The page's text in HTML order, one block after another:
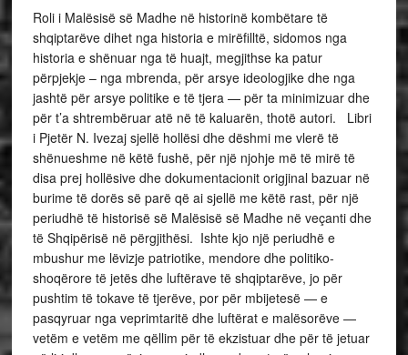
Roli i Malësisë së Madhe në historinë kombëtare të
shqiptarëve dihet nga historia e mirëfilltë, sidomos nga
historia e shënuar nga të huajt, megjithse ka patur
përpjekje – nga mbrenda, për arsye ideologjike dhe nga
jashtë për arsye politike e të tjera — për ta minimizuar dhe
për t’a shtrembëruar atë në të kaluarën, thotë autori. Libri
i Pjetër N. Ivezaj sjellë hollësi dhe dëshmi me vlerë të
shënueshme në këtë fushë, për një njohje më të mirë të
disa prej hollësive dhe dokumentacionit origjinal bazuar në
burime të dorës së parë që ai sjellë me këtë rast, për një
periudhë të historisë së Malësisë së Madhe në veçanti dhe
të Shqipërisë në përgjithësi. Ishte kjo një periudhë e
mbushur me lëvizje patriotike, mendore dhe politiko-
shoqërore të jetës dhe luftërave të shqiptarëve, jo për
pushtim të tokave të tjerëve, por për mbijetesë — e
pasqyruar nga veprimtaritë dhe luftërat e malësorëve —
vetëm e vetëm me qëllim për të ekzistuar dhe për të jetuar